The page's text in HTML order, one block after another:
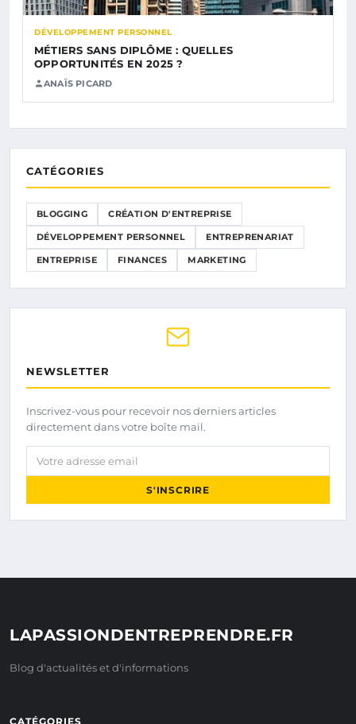
DÉVELOPPEMENT PERSONNEL
MÉTIERS SANS DIPLÔME : QUELLES
OPPORTUNITÉS EN 2025 ?
ANAÏS PICARD
CATÉGORIES
BLOGGING CRÉATION D'ENTREPRISE
DÉVELOPPEMENT PERSONNEL ENTREPRENARIAT
ENTREPRISE FINANCES MARKETING
NEWSLETTER
Inscrivez-vous pour recevoir nos derniers articles
directement dans votre boîte mail.
Votre adresse email
S'INSCRIRE
LAPASSIONDENTREPRENDRE.FR
Blog d'actualités et d'informations
CATÉGORIES